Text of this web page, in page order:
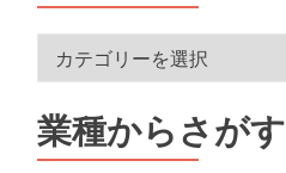
ら
さ
業種からさがす